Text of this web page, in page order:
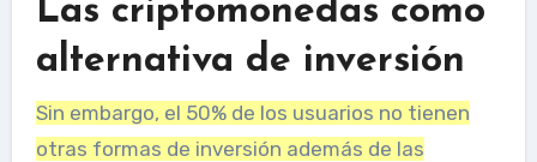
Las criptomonedas como
alternativa de inversión
Sin embargo, el 50% de los usuarios no tienen
otras formas de inversión además de las